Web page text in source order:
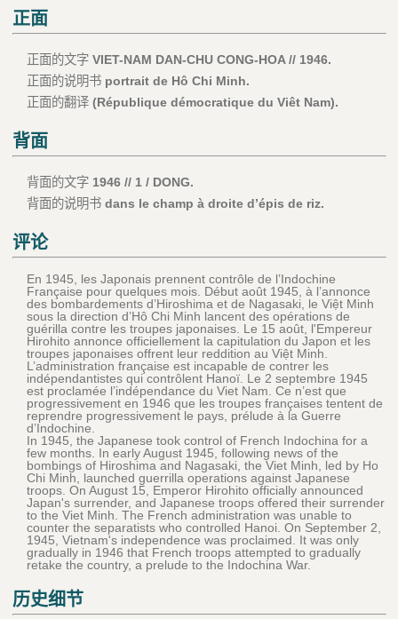
正面
正面的文字 VIET-NAM DAN-CHU CONG-HOA // 1946.
正面的说明书 portrait de Hô Chi Minh.
正面的翻译 (République démocratique du Viêt Nam).
背面
背面的文字 1946 // 1 / DONG.
背面的说明书 dans le champ à droite d’épis de riz.
评论
En 1945, les Japonais prennent contrôle de l’Indochine
Française pour quelques mois. Début août 1945, à l’annonce
des bombardements d’Hiroshima et de Nagasaki, le Việt Minh
sous la direction d’Hô Chi Minh lancent des opérations de
guérilla contre les troupes japonaises. Le 15 août, l'Empereur
Hirohito annonce officiellement la capitulation du Japon et les
troupes japonaises offrent leur reddition au Việt Minh.
L’administration française est incapable de contrer les
indépendantistes qui contrôlent Hanoï. Le 2 septembre 1945
est proclamée l’indépendance du Viet Nam. Ce n’est que
progressivement en 1946 que les troupes françaises tentent de
reprendre progressivement le pays, prélude à la Guerre
d’Indochine.
In 1945, the Japanese took control of French Indochina for a
few months. In early August 1945, following news of the
bombings of Hiroshima and Nagasaki, the Viet Minh, led by Ho
Chi Minh, launched guerrilla operations against Japanese
troops. On August 15, Emperor Hirohito officially announced
Japan's surrender, and Japanese troops offered their surrender
to the Viet Minh. The French administration was unable to
counter the separatists who controlled Hanoi. On September 2,
1945, Vietnam's independence was proclaimed. It was only
gradually in 1946 that French troops attempted to gradually
retake the country, a prelude to the Indochina War.
历史细节